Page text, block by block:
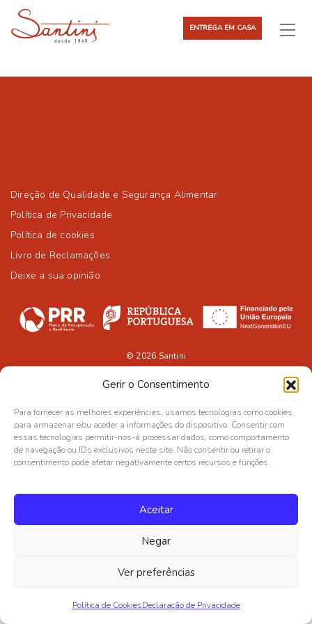
Gerir o Consentimento
Para fornecer as melhores experiências, usamos tecnologias como cookies
para armazenar e/ou aceder a informações do dispositivo. Consentir com
essas tecnologias permitir-nos-á processar dados, como comportamento
de navegação ou IDs exclusivos neste site. Não consentir ou retirar o
consentimento pode afetar negativamente certos recursos e funções.
Aceitar
Negar
Ver preferências
Política de CookiesDeclaração de Privacidade
ENTREGA EM CASA
Direção de Qualidade e Segurança Alimentar
Política de Privacidade
Política de cookies
Livro de Reclamações
Deixe a sua opinião
© 2026 Santini